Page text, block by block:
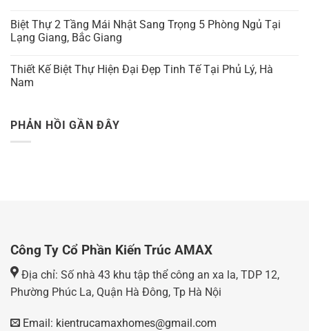
Biệt Thự 2 Tầng Mái Nhật Sang Trọng 5 Phòng Ngủ Tại
Lạng Giang, Bắc Giang
Thiết Kế Biệt Thự Hiện Đại Đẹp Tinh Tế Tại Phủ Lý, Hà
Nam
PHẢN HỒI GẦN ĐÂY
Công Ty Cổ Phần Kiến Trúc AMAX
Địa chỉ: Số nhà 43 khu tập thể công an xa la, TDP 12,
Phường Phúc La, Quận Hà Đông, Tp Hà Nội
Email: kientrucamaxhomes@gmail.com